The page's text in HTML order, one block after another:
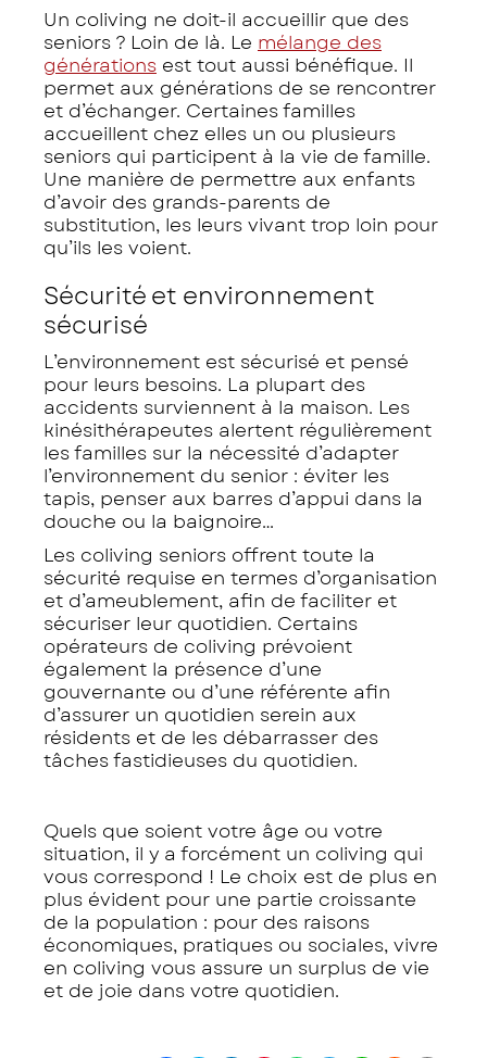
Un coliving ne doit-il accueillir que des
seniors ? Loin de là. Le mélange des
générations est tout aussi bénéfique. Il
permet aux générations de se rencontrer
et d’échanger. Certaines familles
accueillent chez elles un ou plusieurs
seniors qui participent à la vie de famille.
Une manière de permettre aux enfants
d’avoir des grands-parents de
substitution, les leurs vivant trop loin pour
qu’ils les voient.
Sécurité et environnement
sécurisé
L’environnement est sécurisé et pensé
pour leurs besoins. La plupart des
accidents surviennent à la maison. Les
kinésithérapeutes alertent régulièrement
les familles sur la nécessité d’adapter
l’environnement du senior : éviter les
tapis, penser aux barres d’appui dans la
douche ou la baignoire…
Les coliving seniors offrent toute la
sécurité requise en termes d’organisation
et d’ameublement, afin de faciliter et
sécuriser leur quotidien. Certains
opérateurs de coliving prévoient
également la présence d’une
gouvernante ou d’une référente afin
d’assurer un quotidien serein aux
résidents et de les débarrasser des
tâches fastidieuses du quotidien.
Quels que soient votre âge ou votre
situation, il y a forcément un coliving qui
vous correspond ! Le choix est de plus en
plus évident pour une partie croissante
de la population : pour des raisons
économiques, pratiques ou sociales, vivre
en coliving vous assure un surplus de vie
et de joie dans votre quotidien.